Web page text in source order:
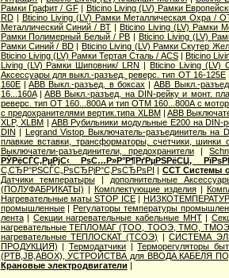
Рамки Графит / GF| Bticino Living (LV) Рамки
RD| Bticino Living (LV) Рамки Металлическая Охра /
Металлический Синий / BT |Bticino Living (LV) Рамки
Рамки Полимерный Белый / PB | Bticino Living (LV)
Рамки Синий / BD| Bticino Living (LV) Рамки Скутер
Bticino Living (LV) Рамки Тертая Сталь / ACS|Bticino
Living (LV) Рамки Шиповник/ LRN |Bticino Living (LV)
Аксессуары для выкл.-разъед. реверс. тип OT 16-125E
160E|ABB Выкл.-разъед. в боксах |ABB Выкл.-
16...160A|ABB Выкл.-разъед. на DIN-рейку и монт.
реверс. тип OT 160...800A и тип OTМ 160...800A с
с предохранителями вертик.типа XLBM|ABB
XLP, XLBM | ABB Рубильники модульные E200 на DIN-
DIN | Legrand Vistop Выключатель-разъединитель на
плавкие вставки, трансформаторы, счетчики, шинки
Выключатели-разъединители, предохранители|
РЎРёСЃС‚РµРјС‹ РѕС…Р»Р°Р¶РґРµРЅРёСЏ,
С‚СЂР°РЅСЃС„РѕСЂРјР°С‚РѕСЂРѕРІ | ССТ Системы
Датчики температыры| дополнительные
(ПОЛУФАБРИКАТЫ) | Комплектующие изделия|
Нагревательные маты STOP ICE|
промышленные|Регулаторы температуры
лента| Секции нагревательные кабельные МНТ|
нагревательные ТЕПЛОМАГ (ТОО, ТООЭ, ТМО,
нагревательные ТЕПЛОСКАТ (ТСОЭ)
|СИСТЕМА
ПРОДУКЦИЯ) | Термодатчики |Терморегуляторы
(РТВ,JB,ABOX), УСТРОЙСТВА для ВВОДА КАБЕЛЯ
Крановые электродвигатели |